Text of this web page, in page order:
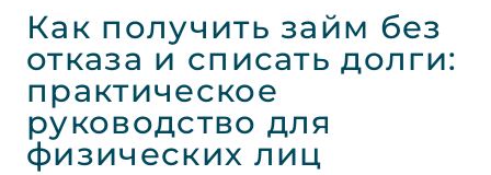
Как получить займ без
отказа и списать долги:
практическое
руководство для
физических лиц